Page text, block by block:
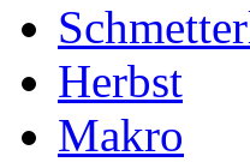
Herbst
Makro